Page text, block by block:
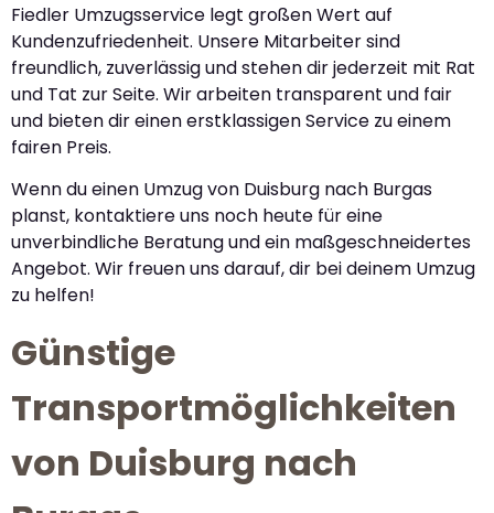
Fiedler Umzugsservice legt großen Wert auf
Kundenzufriedenheit. Unsere Mitarbeiter sind
freundlich, zuverlässig und stehen dir jederzeit mit Rat
und Tat zur Seite. Wir arbeiten transparent und fair
und bieten dir einen erstklassigen Service zu einem
fairen Preis.
Wenn du einen Umzug von Duisburg nach Burgas
planst, kontaktiere uns noch heute für eine
unverbindliche Beratung und ein maßgeschneidertes
Angebot. Wir freuen uns darauf, dir bei deinem Umzug
zu helfen!
Günstige
Transportmöglichkeiten
von Duisburg nach